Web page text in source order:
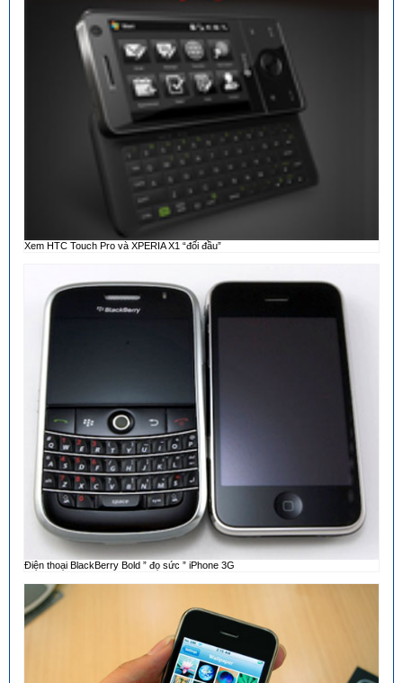
Xem HTC Touch Pro và XPERIA X1 “đối đầu”
Điện thoại BlackBerry Bold ” đọ sức ” iPhone 3G